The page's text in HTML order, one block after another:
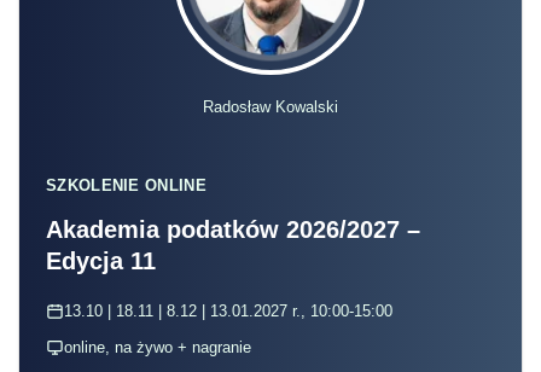
Radosław Kowalski
SZKOLENIE ONLINE
Akademia podatków 2026/2027 –
Edycja 11
13.10 | 18.11 | 8.12 | 13.01.2027 r., 10:00-15:00
online, na żywo + nagranie